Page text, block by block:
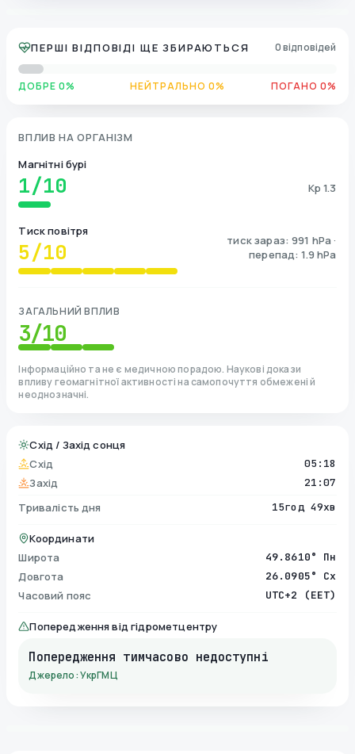
ПЕРШІ ВІДПОВІДІ ЩЕ ЗБИРАЮТЬСЯ 0 відповідей
ДОБРЕ 0% НЕЙТРАЛЬНО 0% ПОГАНО 0%
ВПЛИВ НА ОРГАНІЗМ
Магнітні бурі
1/10 Kp 1.3
Тиск повітря
5/10
тиск зараз: 991 hPa ·
перепад: 1.9 hPa
ЗАГАЛЬНИЙ ВПЛИВ
3/10
Інформаційно та не є медичною порадою. Наукові докази
впливу геомагнітної активності на самопочуття обмежені й
неоднозначні.
Схід / Захід сонця
Схід
05:18
Захід 21:07
Тривалість дня 15год 49хв
Координати
Широта
49.8610° Пн
Довгота 26.0905° Сх
Часовий пояс UTC+2 (EET)
Попередження від гідрометцентру
Попередження тимчасово недоступні
Джерело: УкрГМЦ